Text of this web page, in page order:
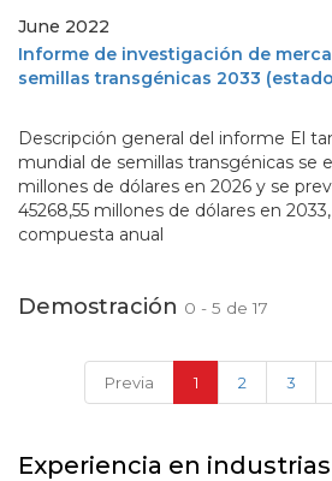
June 2022
Informe de investigación de
semillas transgénicas 2033
Descripción general del informe El
mundial de semillas transgénicas se
millones de dólares en 2026 y se
45268,55 millones de dólares en
compuesta anual
Demostración 0 - 5 de 17
Previa 1 (current)
2 3
Experiencia en industrias